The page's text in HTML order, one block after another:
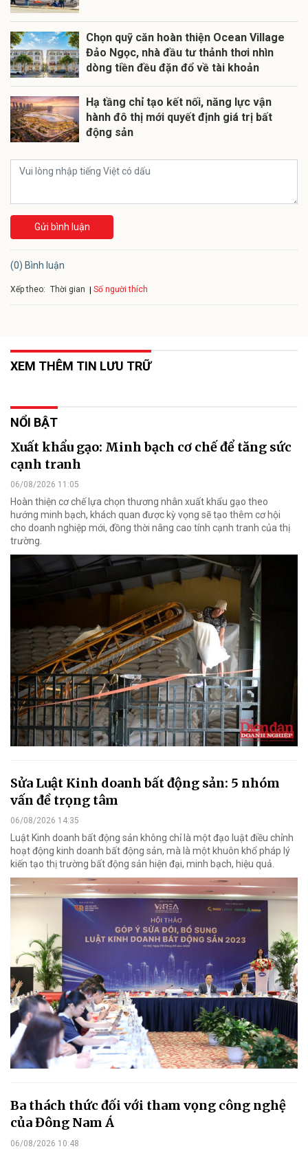
Chọn quỹ căn hoàn thiện Ocean Village
Đảo Ngọc, nhà đầu tư thảnh thơi nhìn
dòng tiền đều đặn đổ về tài khoản
Hạ tầng chỉ tạo kết nối, năng lực vận
hành đô thị mới quyết định giá trị bất
động sản
Gửi bình luận
(0) Bình luận
Xếp theo: Thời gian Số người thích
XEM THÊM TIN LƯU TRỮ
NỔI BẬT
Xuất khẩu gạo: Minh bạch cơ chế để tăng sức
cạnh tranh
06/08/2026 11:05
Hoàn thiện cơ chế lựa chọn thương nhân xuất khẩu gạo theo
hướng minh bạch, khách quan được kỳ vọng sẽ tạo thêm cơ hội
cho doanh nghiệp mới, đồng thời nâng cao tính cạnh tranh của thị
trường.
Sửa Luật Kinh doanh bất động sản: 5 nhóm
vấn đề trọng tâm
06/08/2026 14:35
Luật Kinh doanh bất động sản không chỉ là một đạo luật điều chỉnh
hoạt động kinh doanh bất động sản, mà là một khuôn khổ pháp lý
kiến tạo thị trường bất động sản hiện đại, minh bạch, hiệu quả.
Ba thách thức đối với tham vọng công nghệ
của Đông Nam Á
06/08/2026 10:48